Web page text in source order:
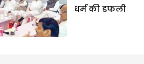
धर्म की डफली